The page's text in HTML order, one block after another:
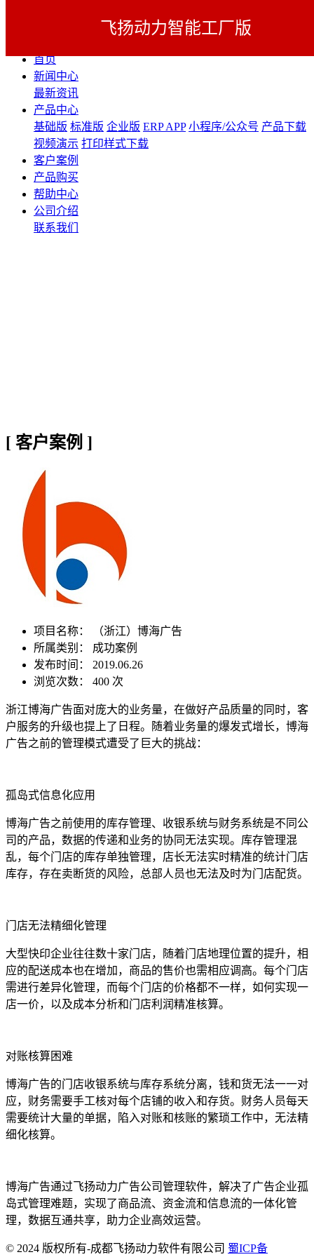
首页
新闻中心
最新资讯
产品中心
基础版 标准版 企业版 ERP APP 小程序/公众号 产品下载
视频演示 打印样式下载
客户案例
产品购买
帮助中心
公司介绍
联系我们
飞扬动力智能工厂版
[ 客户案例 ]
项目名称：
（浙江）博海广告
所属类别： 成功案例
发布时间： 2019.06.26
浏览次数： 400 次
浙江博海广告面对庞大的业务量，在做好产品质量的同时，客
户服务的升级也提上了日程。随着业务量的爆发式增长，博海
广告之前的管理模式遭受了巨大的挑战：
孤岛式信息化应用
博海广告之前使用的库存管理、收银系统与财务系统是不同公
司的产品，数据的传递和业务的协同无法实现。库存管理混
乱，每个门店的库存单独管理，店长无法实时精准的统计门店
库存，存在卖断货的风险，总部人员也无法及时为门店配货。
门店无法精细化管理
大型快印企业往往数十家门店，随着门店地理位置的提升，相
应的配送成本也在增加，商品的售价也需相应调高。每个门店
需进行差异化管理，而每个门店的价格都不一样，如何实现一
店一价，以及成本分析和门店利润精准核算。
对账核算困难
博海广告的门店收银系统与库存系统分离，钱和货无法一一对
应，财务需要手工核对每个店铺的收入和存货。财务人员每天
需要统计大量的单据，陷入对账和核账的繁琐工作中，无法精
细化核算。
博海广告通过飞扬动力广告公司管理软件，解决了广告企业孤
岛式管理难题，实现了商品流、资金流和信息流的一体化管
理，数据互通共享，助力企业高效运营。
© 2024 版权所有-成都飞扬动力软件有限公司 蜀ICP备